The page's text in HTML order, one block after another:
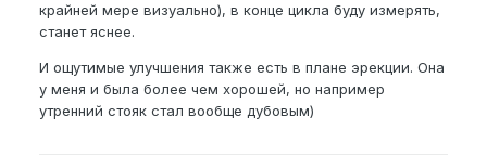
крайней мере визуально), в конце цикла буду измерять,
станет яснее.
И ощутимые улучшения также есть в плане эрекции. Она
у меня и была более чем хорошей, но например
утренний стояк стал вообще дубовым)